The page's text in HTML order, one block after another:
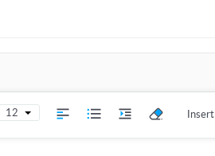
12 Insert